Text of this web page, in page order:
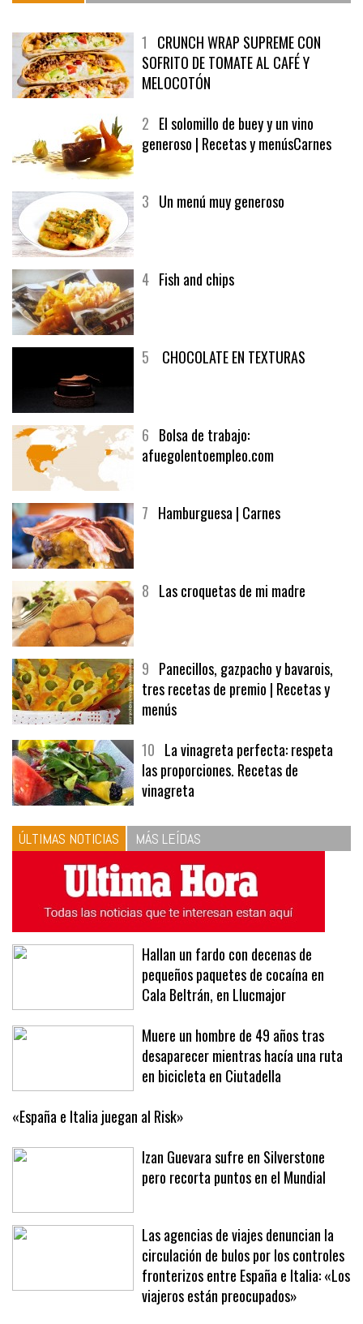
1 CRUNCH WRAP SUPREME CON
SOFRITO DE TOMATE AL CAFÉ Y
MELOCOTÓN
2 El solomillo de buey y un vino
generoso | Recetas y menúsCarnes
3 Un menú muy generoso
4 Fish and chips
5 CHOCOLATE EN TEXTURAS
6 Bolsa de trabajo:
afuegolentoempleo.com
7 Hamburguesa | Carnes
8 Las croquetas de mi madre
9 Panecillos, gazpacho y bavarois,
tres recetas de premio | Recetas y
menús
10 La vinagreta perfecta: respeta
las proporciones. Recetas de
vinagreta
ÚLTIMAS NOTICIAS MÁS LEÍDAS
Hallan un fardo con decenas de
pequeños paquetes de cocaína en
Cala Beltrán, en Llucmajor
Muere un hombre de 49 años tras
desaparecer mientras hacía una ruta
en bicicleta en Ciutadella
«España e Italia juegan al Risk»
Izan Guevara sufre en Silverstone
pero recorta puntos en el Mundial
Las agencias de viajes denuncian la
circulación de bulos por los controles
fronterizos entre España e Italia: «Los
viajeros están preocupados»